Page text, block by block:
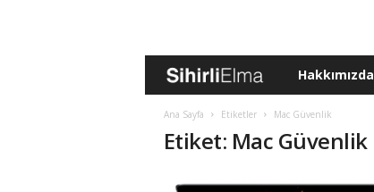
i
h
Hakkımızda
Ana Sayfa Etiketler Mac Güvenlik
Etiket: Mac Güvenlik